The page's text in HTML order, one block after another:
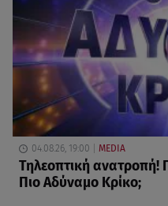
04.08.26, 19:00 MEDIA
Τηλεοπτική ανατροπή!
Πιο Αδύναμο Κρίκο;